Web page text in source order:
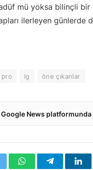
mü yoksa bilinçli bir
ilerleyen günlerde
pro lg öne çıkanlar
Google News platformunda